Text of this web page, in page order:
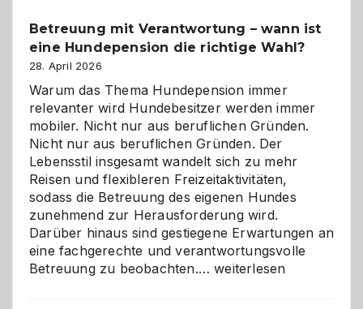
Betreuung mit Verantwortung – wann ist
eine Hundepension die richtige Wahl?
28. April 2026
Warum das Thema Hundepension immer
relevanter wird Hundebesitzer werden immer
mobiler. Nicht nur aus beruflichen Gründen.
Nicht nur aus beruflichen Gründen. Der
Lebensstil insgesamt wandelt sich zu mehr
Reisen und flexibleren Freizeitaktivitäten,
sodass die Betreuung des eigenen Hundes
zunehmend zur Herausforderung wird.
Darüber hinaus sind gestiegene Erwartungen an
eine fachgerechte und verantwortungsvolle
Betreuung zu beobachten.…Betreuung
weiterlesen